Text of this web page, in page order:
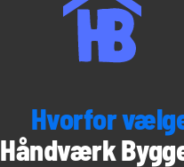
Hvorfor
Håndværk